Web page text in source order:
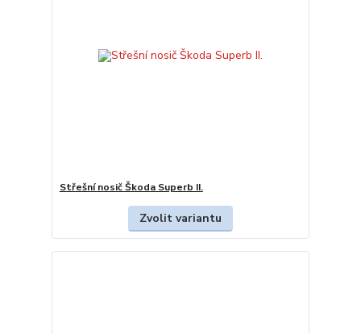
Střešní nosič Škoda Superb II.
Zvolit variantu